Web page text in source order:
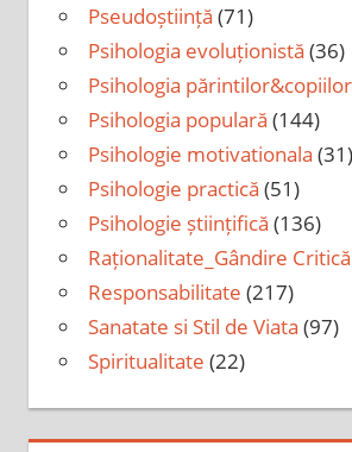
Pseudoștiință (71)
Psihologia evoluționistă (36)
Psihologia părintilor&copiilor
Psihologia populară (144)
Psihologie motivationala (31)
Psihologie practică (51)
Psihologie științifică (136)
Raționalitate_Gândire Critică
Responsabilitate (217)
Sanatate si Stil de Viata (97)
Spiritualitate (22)